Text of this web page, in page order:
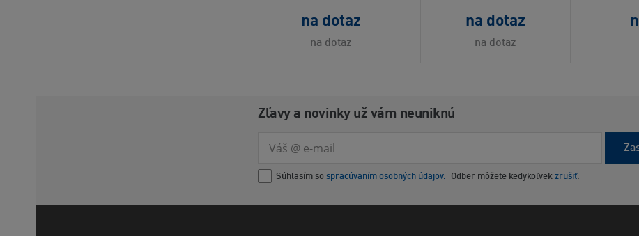
na dotaz
na dotaz
na dotaz
na dotaz
Zľavy a novinky už vám neuniknú
Súhlasím so spracúvaním osobných údajov. Odber môžete kedykoľvek zrušiť.